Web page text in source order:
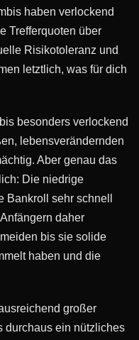
haben verlockend
Trefferquoten über
Risikotoleranz und
letztlich, was für dich
besonders verlockend
lebensverändernden
Aber genau das
Die niedrige
Bankroll sehr schnell
daher
bis sie solide
haben und die
großer
durchaus ein nützliches